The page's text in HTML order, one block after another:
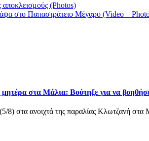
αποκλεισμούς (Photos)
στο Παπαστράτειο Μέγαρο (Video –
στα Μάλια: Βούτηξε για να
(5/8) στα ανοιχτά της παραλίας Κλωτζανή